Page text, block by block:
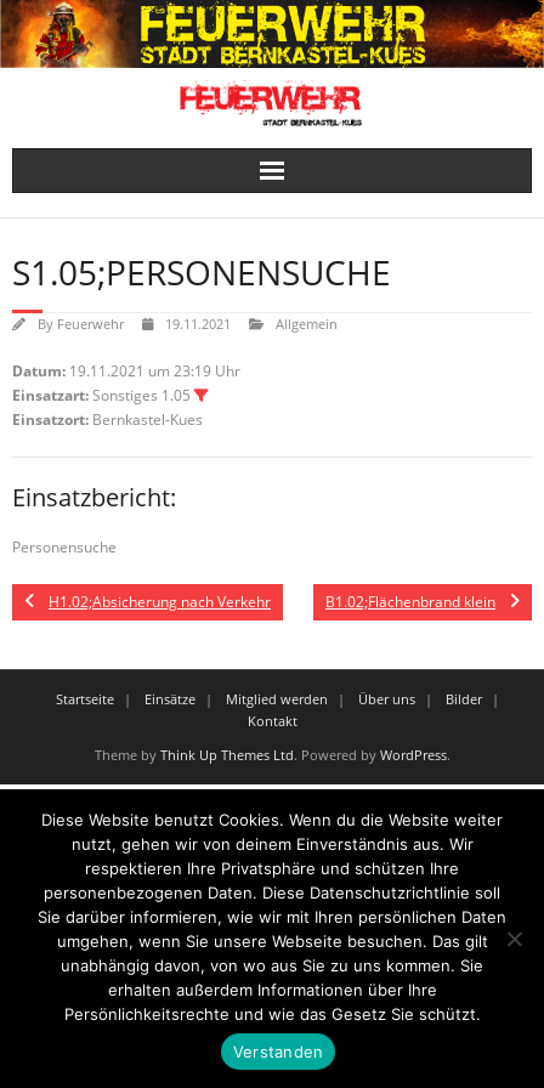
Skip
to
content
S1.05;PERSONENSUCHE
By Feuerwehr 19.11.2021 Allgemein
Datum: 19.11.2021 um 23:19 Uhr
Einsatzart:Sonstiges 1.05
Einsatzort: Bernkastel-Kues
Einsatzbericht:
Personensuche
H1.02;Absicherung nach Verkehr B1.02;Flächenbrand klein
Startseite Einsätze Mitglied werden Über uns
Bilder
Kontakt
Theme by Think Up Themes Ltd. Powered by WordPress.
Diese Website benutzt Cookies. Wenn du die Website weiter
nutzt, gehen wir von deinem Einverständnis aus. Wir
respektieren Ihre Privatsphäre und schützen Ihre
personenbezogenen Daten. Diese Datenschutzrichtlinie soll
Sie darüber informieren, wie wir mit Ihren persönlichen Daten
umgehen, wenn Sie unsere Webseite besuchen. Das gilt
unabhängig davon, von wo aus Sie zu uns kommen. Sie
erhalten außerdem Informationen über Ihre
Persönlichkeitsrechte und wie das Gesetz Sie schützt.
Verstanden